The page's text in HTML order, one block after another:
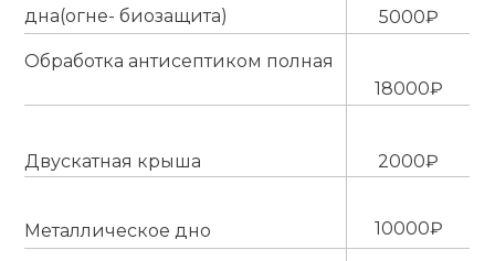
дна(огне- биозащита) 5000₽
Обработка антисептиком полная
18000₽
Двускатная крыша
Металлическое дно
2000₽
10000₽